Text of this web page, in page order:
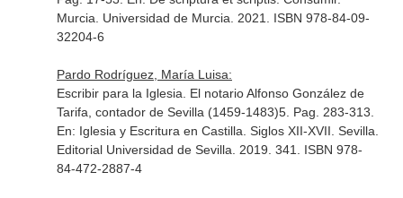
Murcia. Universidad de Murcia. 2021. ISBN 978-84-09-
32204-6
Pardo Rodríguez, María Luisa:
Escribir para la Iglesia. El notario Alfonso González de
Tarifa, contador de Sevilla (1459-1483)5. Pag. 283-313.
En: Iglesia y Escritura en Castilla. Siglos XII-XVII . Sevilla.
Editorial Universidad de Sevilla. 2019. 341. ISBN 978-
84-472-2887-4